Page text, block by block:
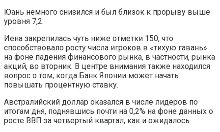
Юань немного снизился и был близок к прорыву выше
уровня 7,2.
Иена закрепилась чуть ниже отметки 150, что
способствовало росту числа игроков в «тихую гавань»
на фоне падения финансового рынка, в частности, рынка
акций, во вторник. В центре внимания также находился
вопрос о том, когда Банк Японии может начать
повышать процентную ставку.
Австралийский доллар оказался в числе лидеров по
итогам дня, поднявшись почти на 0,2% на фоне данных о
росте ВВП за четвертый квартал, как и ожидалось.